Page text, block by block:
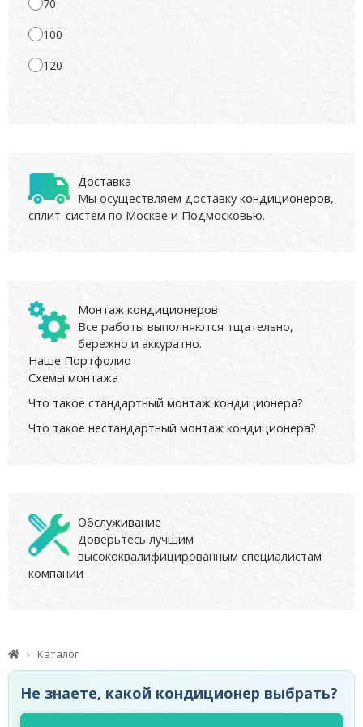
70
100
120
Доставка
Мы осуществляем доставку кондиционеров,
сплит-систем по Москве и Подмосковью.
Монтаж кондиционеров
Все работы выполняются тщательно,
бережно и аккуратно.
Наше Портфолио
Схемы монтажа
Что такое стандартный монтаж кондиционера?
Что такое нестандартный монтаж кондиционера?
Обслуживание
Доверьтесь лучшим
высококвалифицированным специалистам
компании
Каталог
Не знаете, какой кондиционер выбрать?